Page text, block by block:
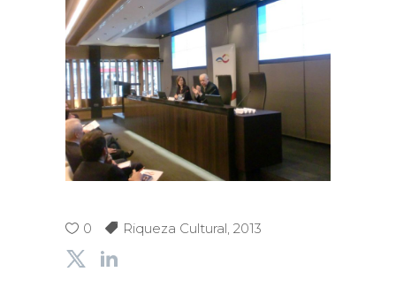
0 Riqueza Cultural, 2013